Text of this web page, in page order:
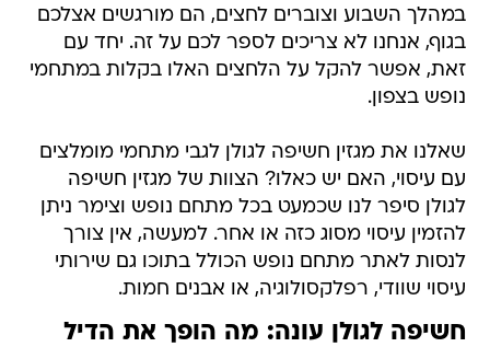
במהלך השבוע וצוברים לחצים, הם מורגשים אצלכם
בגוף, אנחנו לא צריכים לספר לכם על זה. יחד עם
זאת, אפשר להקל על הלחצים האלו בקלות במתחמי
נופש בצפון.
שאלנו את מגזין חשיפה לגולן לגבי מתחמי מומלצים
עם עיסוי, האם יש כאלו? הצוות של מגזין חשיפה
לגולן סיפר לנו שכמעט בכל מתחם נופש וצימר ניתן
להזמין עיסוי מסוג כזה או אחר. למעשה, אין צורך
לנסות לאתר מתחם נופש הכולל בתוכו גם שירותי
עיסוי שוודי, רפלקסולוגיה, או אבנים חמות.
חשיפה לגולן עונה: מה הופך את הדיל